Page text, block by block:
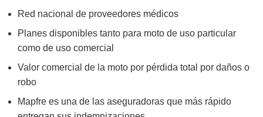
Red nacional de proveedores médicos
Planes disponibles tanto para moto de uso particular
como de uso comercial
Valor comercial de la moto por pérdida total por daños o
robo
Mapfre es una de las aseguradoras que más rápido